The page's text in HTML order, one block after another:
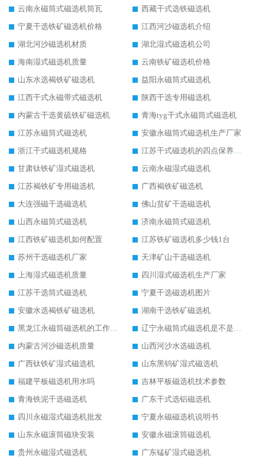
云南永磁筒式磁选机筒瓦
西藏干式选铁磁选机
宁夏干选铁矿磁选机价格
江西河沙磁选机介绍
湖北河沙磁选机材质
湖北湿式磁选机公司
海南湿式磁选机质量
云南铁矿磁选机价格
山东水选褐铁矿磁选机
益阳永磁筒式磁选机
江西干式永磁带式磁选机
陕西干选专用磁选机
内蒙古干选黄硫铁矿磁选机
青海tyg干式永磁筒式磁选机
江苏永磁筒式磁选机
安徽永磁筒式磁选机生产厂家
浙江干式磁选机规格
江苏干式磁选机的四点保养秘籍
甘肃钛铁矿湿式磁选机
云南永磁湿式磁选机
江苏褐铁矿专用磁选机
广西褐铁矿磁选机
大连强磁干选磁选机
佛山贫矿干选磁选机
山西永磁筒式磁选机
济南永磁筒式磁选机
江西铁矿磁选机如何配置
江苏铁矿磁选机多少钱1台
苏州干选磁选机厂家
天津矿山干选磁选机
上海湿式磁选机质量
四川湿式磁选机生产厂家
江苏干选筒式磁选机
宁夏干选磁选机图片
安徽水选褐铁矿磁选机
湖南干选铁矿磁选机
黑龙江永磁筒磁选机的工作原理
辽宁永磁筒式磁选机是不是强磁
内蒙古河沙磁选机质量
山西河沙水选磁选机
广西钛铁矿湿式磁选机
山东黑钨矿湿式磁选机
福建平板磁选机用水吗
吉林平板磁选机技术参数
青海铁泥干选磁选机
广东干式选铝磁选机
四川永磁湿式磁选机批发
宁夏永磁磁选机说明书
山东永磁滚筒磁块安装
安徽永磁滚筒磁选机
贵州永磁湿式磁选机
广东锰矿湿式磁选机